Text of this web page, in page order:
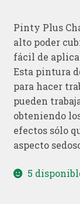
Pinty Plus
alto poder
fácil de
Esta pintura
para hacer
pueden
obteniendo
efectos sólo
aspecto
5